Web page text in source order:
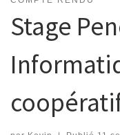
Stage